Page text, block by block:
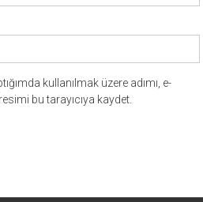
kullanılmak üzere adımı, e-
bu tarayıcıya kaydet.